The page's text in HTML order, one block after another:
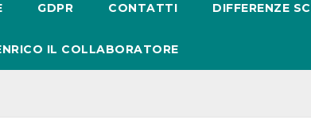
GDPR CONTATTI DIFFERENZE
IL COLLABORATORE